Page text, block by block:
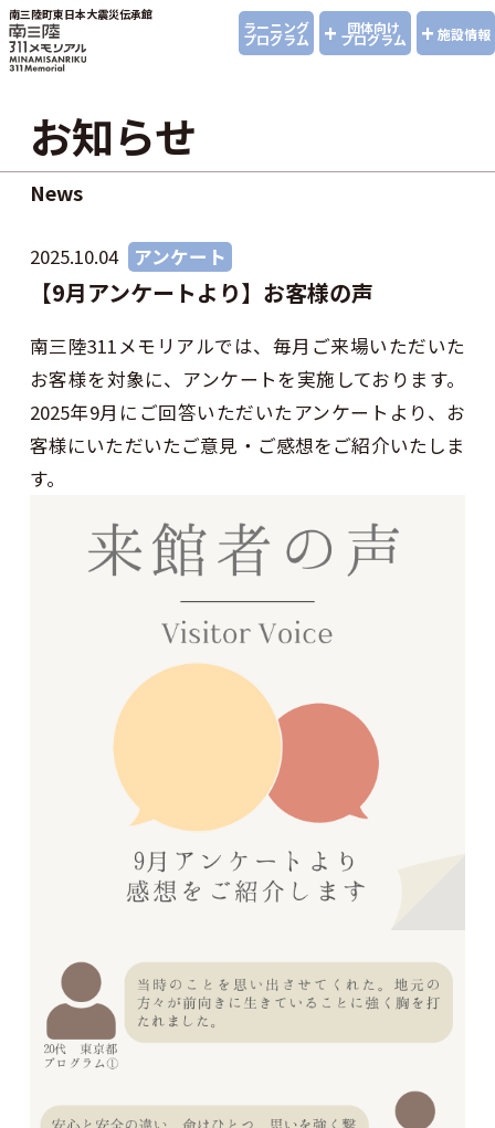
南三陸町東日本大震災伝承館
ラーニング
プログラム + 団体向け
プログラム + 施設情報
お知らせ
News
2025.10.04 アンケート
【9月アンケートより】お客様の声
南三陸311メモリアルでは、毎月ご来場いただいた
お客様を対象に、アンケートを実施しております。
2025年9月にご回答いただいたアンケートより、お
客様にいただいたご意見・ご感想をご紹介いたしま
す。